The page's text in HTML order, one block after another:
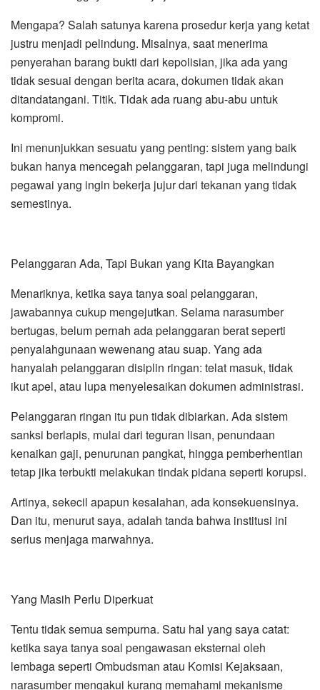
Mengapa? Salah satunya karena prosedur kerja yang ketat
justru menjadi pelindung. Misalnya, saat menerima
penyerahan barang bukti dari kepolisian, jika ada yang
tidak sesuai dengan berita acara, dokumen tidak akan
ditandatangani. Titik. Tidak ada ruang abu-abu untuk
kompromi.
Ini menunjukkan sesuatu yang penting: sistem yang baik
bukan hanya mencegah pelanggaran, tapi juga melindungi
pegawai yang ingin bekerja jujur dari tekanan yang tidak
semestinya.
Pelanggaran Ada, Tapi Bukan yang Kita Bayangkan
Menariknya, ketika saya tanya soal pelanggaran,
jawabannya cukup mengejutkan. Selama narasumber
bertugas, belum pernah ada pelanggaran berat seperti
penyalahgunaan wewenang atau suap. Yang ada
hanyalah pelanggaran disiplin ringan: telat masuk, tidak
ikut apel, atau lupa menyelesaikan dokumen administrasi.
Pelanggaran ringan itu pun tidak dibiarkan. Ada sistem
sanksi berlapis, mulai dari teguran lisan, penundaan
kenaikan gaji, penurunan pangkat, hingga pemberhentian
tetap jika terbukti melakukan tindak pidana seperti korupsi.
Artinya, sekecil apapun kesalahan, ada konsekuensinya.
Dan itu, menurut saya, adalah tanda bahwa institusi ini
serius menjaga marwahnya.
Yang Masih Perlu Diperkuat
Tentu tidak semua sempurna. Satu hal yang saya catat:
ketika saya tanya soal pengawasan eksternal oleh
lembaga seperti Ombudsman atau Komisi Kejaksaan,
narasumber mengakui kurang memahami mekanisme